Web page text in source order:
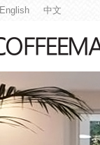
English 中文